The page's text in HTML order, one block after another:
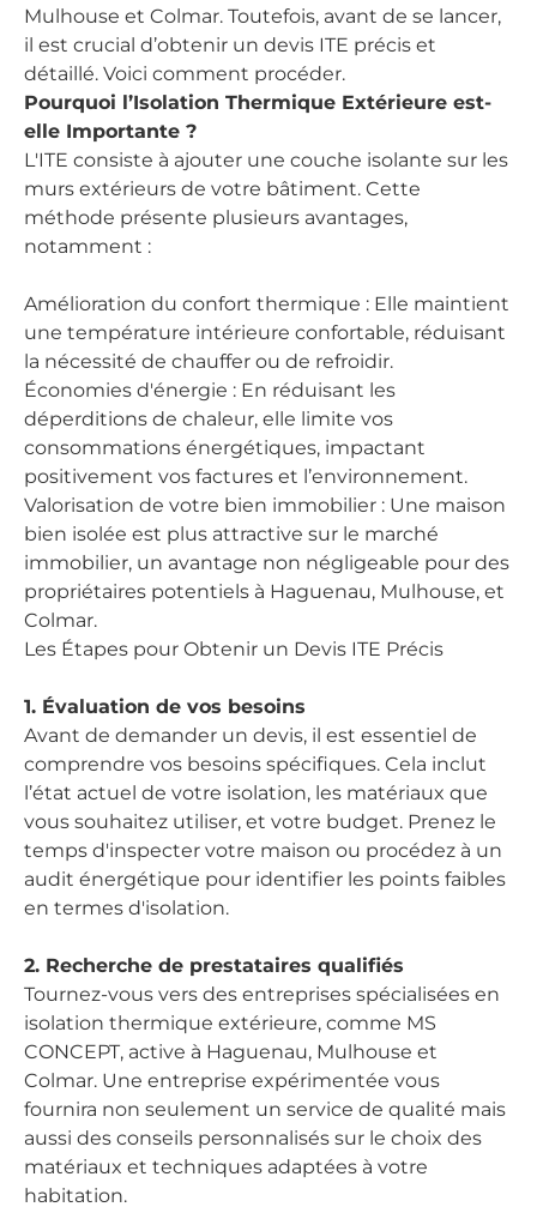
Mulhouse et Colmar. Toutefois, avant de se lancer,
il est crucial d’obtenir un devis ITE précis et
détaillé. Voici comment procéder.
Pourquoi l’Isolation Thermique Extérieure est-
elle Importante ?
L'ITE consiste à ajouter une couche isolante sur les
murs extérieurs de votre bâtiment. Cette
méthode présente plusieurs avantages,
notamment :
Amélioration du confort thermique : Elle maintient
une température intérieure confortable, réduisant
la nécessité de chauffer ou de refroidir.
Économies d'énergie : En réduisant les
déperditions de chaleur, elle limite vos
consommations énergétiques, impactant
positivement vos factures et l’environnement.
Valorisation de votre bien immobilier : Une maison
bien isolée est plus attractive sur le marché
immobilier, un avantage non négligeable pour des
propriétaires potentiels à Haguenau, Mulhouse, et
Colmar.
Les Étapes pour Obtenir un Devis ITE Précis
1. Évaluation de vos besoins
Avant de demander un devis, il est essentiel de
comprendre vos besoins spécifiques. Cela inclut
l’état actuel de votre isolation, les matériaux que
vous souhaitez utiliser, et votre budget. Prenez le
temps d'inspecter votre maison ou procédez à un
audit énergétique pour identifier les points faibles
en termes d'isolation.
2. Recherche de prestataires qualifiés
Tournez-vous vers des entreprises spécialisées en
isolation thermique extérieure, comme MS
CONCEPT, active à Haguenau, Mulhouse et
Colmar. Une entreprise expérimentée vous
fournira non seulement un service de qualité mais
aussi des conseils personnalisés sur le choix des
matériaux et techniques adaptées à votre
habitation.